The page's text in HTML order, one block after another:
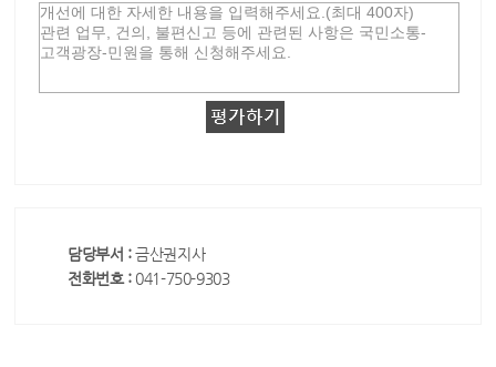
담당부서 :금산권지사
전화번호 : 041-750-9303